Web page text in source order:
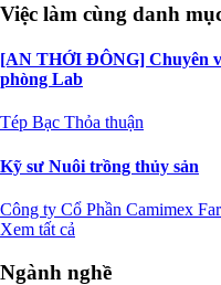
Việc làm cùng danh
[AN THỚI ĐÔNG] Chuyên
phòng Lab
Tép Bạc Thỏa thuận
Kỹ sư Nuôi trồng thủy sản
Công ty Cổ Phần Camimex
Xem tất cả
Ngành nghề